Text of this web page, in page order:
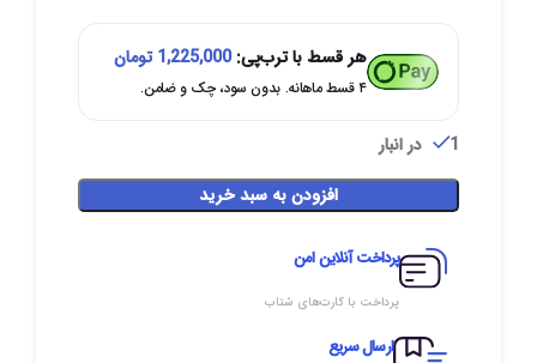
هر قسط با ترب‌پی:1,225,000 تومان
۴ قسط ماهانه. بدون سود، چک و ضامن.
1 در انبار
افزودن به سبد خرید
پرداخت آنلاین امن
پرداخت با کارت‌های شتاب
ارسال سریع